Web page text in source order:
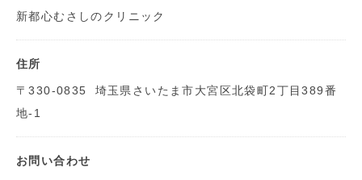
新都心むさしのクリニック
住所
〒330-0835
埼玉県さいたま市大宮区北袋町2丁目389番
地-1
お問い合わせ